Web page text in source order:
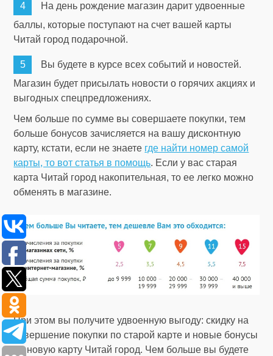
На день рождение магазин дарит удвоенные
баллы, которые поступают на счет вашей карты
Читай город подарочной.
Вы будете в курсе всех событий и новостей.
Магазин будет присылать новости о горячих акциях и
выгодных спецпредложениях.
Чем больше по сумме вы совершаете покупки, тем
больше бонусов зачисляется на вашу дисконтную
карту, кстати, если не знаете где найти номер самой
карты, то вот статья в помощь. Если у вас старая
карта Читай город накопительная, то ее легко можно
обменять в магазине.
При этом вы получите удвоенную выгоду: скидку на
совершение покупки по старой карте и новые бонусы
на новую карту Читай город. Чем больше вы будете